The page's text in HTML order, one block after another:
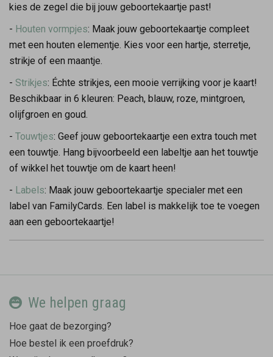
kies de zegel die bij jouw geboortekaartje past!
- Houten vormpjes: Maak jouw geboortekaartje compleet
met een houten elementje. Kies voor een hartje, sterretje,
strikje of een maantje.
- Strikjes: Échte strikjes, een mooie verrijking voor je kaart!
Beschikbaar in 6 kleuren: Peach, blauw, roze, mintgroen,
olijfgroen en goud.
- Touwtjes: Geef jouw geboortekaartje een extra touch met
een touwtje. Hang bijvoorbeeld een labeltje aan het touwtje
of wikkel het touwtje om de kaart heen!
- Labels: Maak jouw geboortekaartje specialer met een
label van FamilyCards. Een label is makkelijk toe te voegen
aan een geboortekaartje!
We helpen graag
Hoe gaat de bezorging?
Hoe bestel ik een proefdruk?